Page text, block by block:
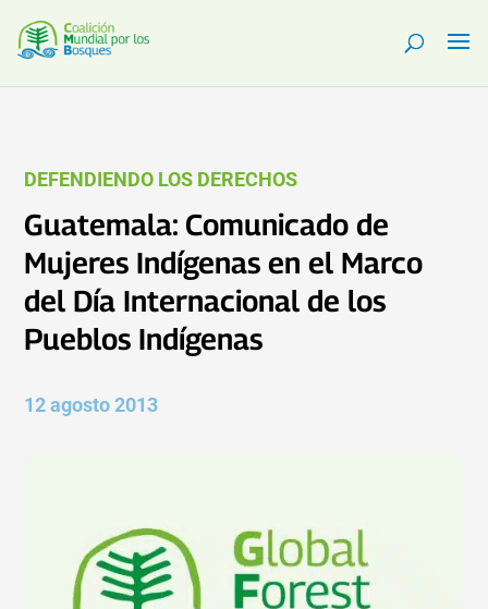
DEFENDIENDO LOS DERECHOS
Guatemala: Comunicado de
Mujeres Indígenas en el Marco
del Día Internacional de los
Pueblos Indígenas
12 agosto 2013